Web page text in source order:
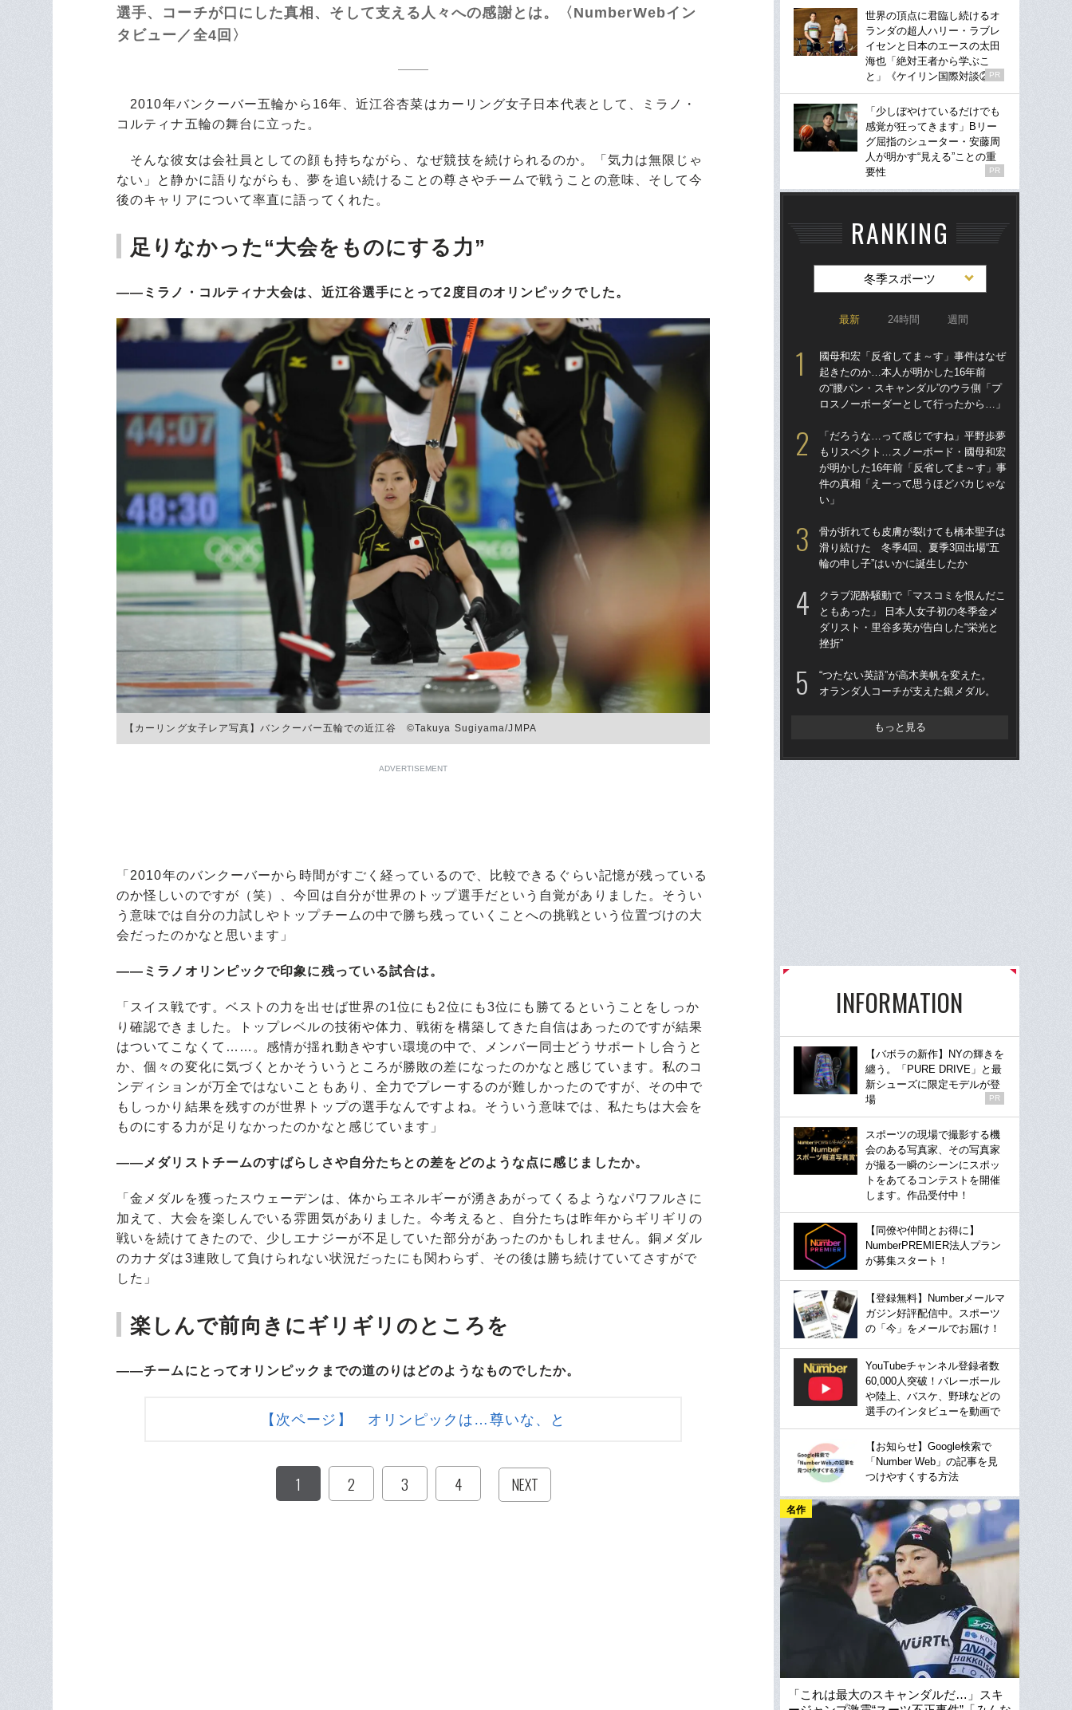
選手、コーチが口にした真相、そして支える人々への感謝とは。〈NumberWebイン
タビュー／全4回〉
2010年バンクーバー五輪から16年、近江谷杏菜はカーリング女子日本代表として、ミラノ・
コルティナ五輪の舞台に立った。
そんな彼女は会社員としての顔も持ちながら、なぜ競技を続けられるのか。「気力は無限じゃ
ない」と静かに語りながらも、夢を追い続けることの尊さやチームで戦うことの意味、そして今
後のキャリアについて率直に語ってくれた。
足りなかった“大会をものにする力”
――ミラノ・コルティナ大会は、近江谷選手にとって2度目のオリンピックでした。
【カーリング女子レア写真】バンクーバー五輪での近江谷 ©Takuya Sugiyama/JMPA
ADVERTISEMENT
「2010年のバンクーバーから時間がすごく経っているので、比較できるぐらい記憶が残っている
のか怪しいのですが（笑）、今回は自分が世界のトップ選手だという自覚がありました。そうい
う意味では自分の力試しやトップチームの中で勝ち残っていくことへの挑戦という位置づけの大
会だったのかなと思います」
――ミラノオリンピックで印象に残っている試合は。
「スイス戦です。ベストの力を出せば世界の1位にも2位にも3位にも勝てるということをしっか
り確認できました。トップレベルの技術や体力、戦術を構築してきた自信はあったのですが結果
はついてこなくて……。感情が揺れ動きやすい環境の中で、メンバー同士どうサポートし合うと
か、個々の変化に気づくとかそういうところが勝敗の差になったのかなと感じています。私のコ
ンディションが万全ではないこともあり、全力でプレーするのが難しかったのですが、その中で
もしっかり結果を残すのが世界トップの選手なんですよね。そういう意味では、私たちは大会を
ものにする力が足りなかったのかなと感じています」
――メダリストチームのすばらしさや自分たちとの差をどのような点に感じましたか。
「金メダルを獲ったスウェーデンは、体からエネルギーが湧きあがってくるようなパワフルさに
加えて、大会を楽しんでいる雰囲気がありました。今考えると、自分たちは昨年からギリギリの
戦いを続けてきたので、少しエナジーが不足していた部分があったのかもしれません。銅メダル
のカナダは3連敗して負けられない状況だったにも関わらず、その後は勝ち続けていてさすがで
した」
楽しんで前向きにギリギリのところを
――チームにとってオリンピックまでの道のりはどのようなものでしたか。
【次ページ】 オリンピックは…尊いな、と
1 2 3 4 NEXT
世界の頂点に君臨し続けるオ
ランダの超人ハリー・ラブレ
イセンと日本のエースの太田
海也「絶対王者から学ぶこ
と」《ケイリン国際対談②》
PR
「少しぼやけているだけでも
感覚が狂ってきます」Bリー
グ屈指のシューター・安藤周
人が明かす“見える”ことの重
要性
PR
RANKING
冬季スポーツ
最新 24時間 週間
國母和宏「反省してま～す」事件はなぜ
起きたのか…本人が明かした16年前
の“腰パン・スキャンダル”のウラ側「プ
ロスノーボーダーとして行ったから…」
「だろうな…って感じですね」平野歩夢
もリスペクト…スノーボード・國母和宏
が明かした16年前「反省してま～す」事
件の真相「えーって思うほどバカじゃな
い」
骨が折れても皮膚が裂けても橋本聖子は
滑り続けた 冬季4回、夏季3回出場“五
輪の申し子”はいかに誕生したか
クラブ泥酔騒動で「マスコミを恨んだこ
ともあった」 日本人女子初の冬季金メ
ダリスト・里谷多英が告白した“栄光と
挫折”
“つたない英語”が高木美帆を変えた。
オランダ人コーチが支えた銀メダル。
もっと見る
INFORMATION
【バボラの新作】NYの輝きを
纏う。「PURE DRIVE」と最
新シューズに限定モデルが登
場
PR
スポーツの現場で撮影する機
会のある写真家、その写真家
が撮る一瞬のシーンにスポッ
トをあてるコンテストを開催
します。作品受付中！
【同僚や仲間とお得に】
NumberPREMIER法人プラン
が募集スタート！
【登録無料】Numberメールマ
ガジン好評配信中。スポーツ
の「今」をメールでお届け！
YouTubeチャンネル登録者数
60,000人突破！バレーボール
や陸上、バスケ、野球などの
選手のインタビューを動画で
【お知らせ】Google検索で
「Number Web」の記事を見
つけやすくする方法
名作
「これは最大のスキャンダルだ…」スキ